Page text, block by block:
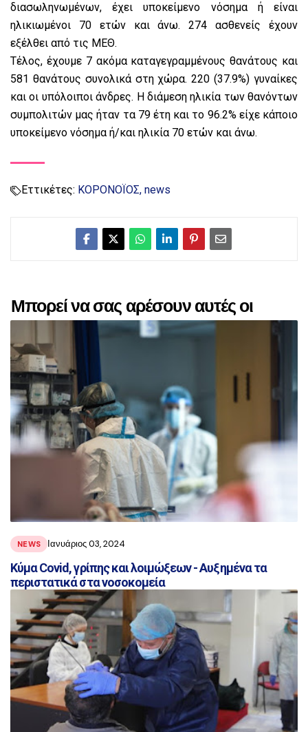
διασωληνωμένων, έχει υποκείμενο νόσημα ή είναι
ηλικιωμένοι 70 ετών και άνω. 274 ασθενείς έχουν
εξέλθει από τις ΜΕΘ.
Τέλος, έχουμε 7 ακόμα καταγεγραμμένους θανάτους και
581 θανάτους συνολικά στη χώρα. 220 (37.9%) γυναίκες
και οι υπόλοιποι άνδρες. Η διάμεση ηλικία των θανόντων
συμπολιτών μας ήταν τα 79 έτη και το 96.2% είχε κάποιο
υποκείμενο νόσημα ή/και ηλικία 70 ετών και άνω.
Εττικέτες: ΚΟΡΟΝΟΪΟΣ news
Μπορεί να σας αρέσουν αυτές οι
αναρτήσεις
NEWS Ιανυάριος 03, 2024
Κύμα Covid, γρίπης και λοιμώξεων - Αυξημένα τα
περιστατικά στα νοσοκομεία